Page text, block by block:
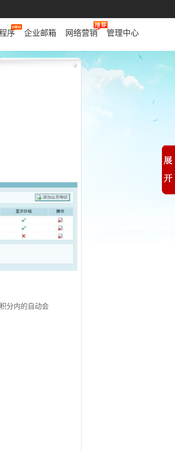
序 企业邮箱 网络营销 管理中心
分内的自动会